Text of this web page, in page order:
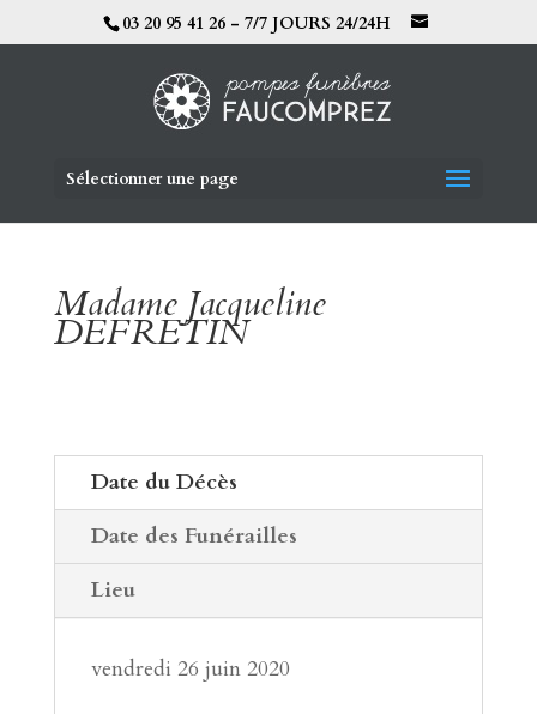
03 20 95 41 26 - 7/7 JOURS 24/24H
Sélectionner une page
Madame Jacqueline
DEFRETIN
Date du Décès
Date des Funérailles
Lieu
vendredi 26 juin 2020